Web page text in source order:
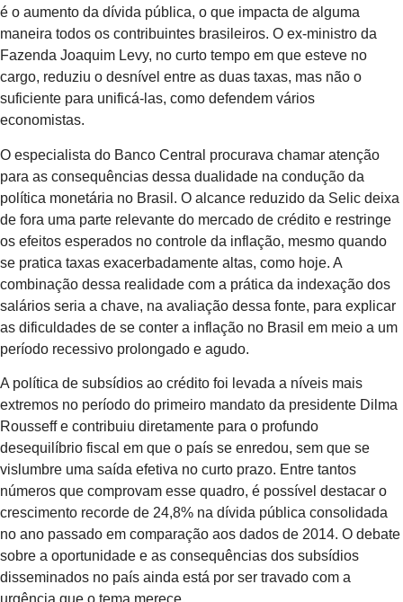
é o aumento da dívida pública, o que impacta de alguma
maneira todos os contribuintes brasileiros. O ex-ministro da
Fazenda Joaquim Levy, no curto tempo em que esteve no
cargo, reduziu o desnível entre as duas taxas, mas não o
suficiente para unificá-las, como defendem vários
economistas.
O especialista do Banco Central procurava chamar atenção
para as consequências dessa dualidade na condução da
política monetária no Brasil. O alcance reduzido da Selic deixa
de fora uma parte relevante do mercado de crédito e restringe
os efeitos esperados no controle da inflação, mesmo quando
se pratica taxas exacerbadamente altas, como hoje. A
combinação dessa realidade com a prática da indexação dos
salários seria a chave, na avaliação dessa fonte, para explicar
as dificuldades de se conter a inflação no Brasil em meio a um
período recessivo prolongado e agudo.
A política de subsídios ao crédito foi levada a níveis mais
extremos no período do primeiro mandato da presidente Dilma
Rousseff e contribuiu diretamente para o profundo
desequilíbrio fiscal em que o país se enredou, sem que se
vislumbre uma saída efetiva no curto prazo. Entre tantos
números que comprovam esse quadro, é possível destacar o
crescimento recorde de 24,8% na dívida pública consolidada
no ano passado em comparação aos dados de 2014. O debate
sobre a oportunidade e as consequências dos subsídios
disseminados no país ainda está por ser travado com a
urgência que o tema merece.